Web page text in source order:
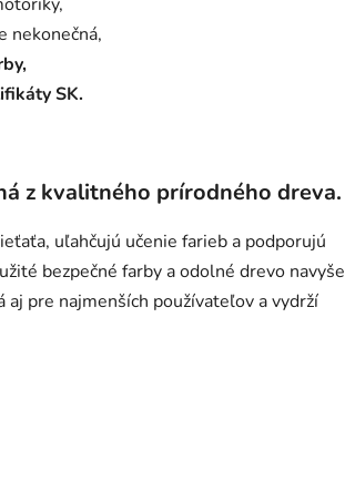
nekonečná,
SK.
z kvalitného prírodného dreva.
uľahčujú učenie farieb a podporujú
bezpečné farby a odolné drevo navyše
aj pre najmenších používateľov a vydrží